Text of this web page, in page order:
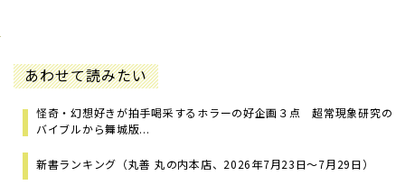
あわせて読みたい
怪奇・幻想好きが拍手喝采するホラーの好企画３点 超常現象研究の
バイブルから舞城版...
新書ランキング（丸善 丸の内本店、2026年7月23日～7月29日）